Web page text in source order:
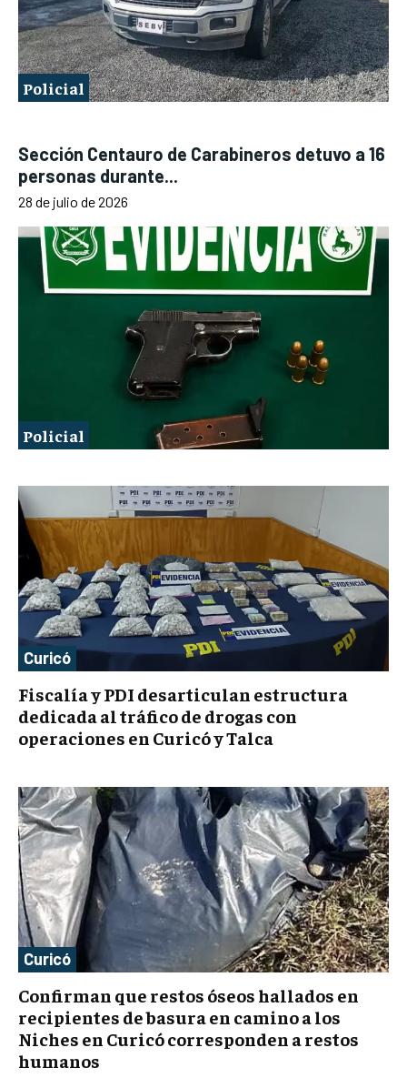
Policial
Sección Centauro de Carabineros detuvo a 16
personas durante...
28 de julio de 2026
Policial
Curicó
Fiscalía y PDI desarticulan estructura
dedicada al tráfico de drogas con
operaciones en Curicó y Talca
Curicó
Confirman que restos óseos hallados en
recipientes de basura en camino a los
Niches en Curicó corresponden a restos
humanos